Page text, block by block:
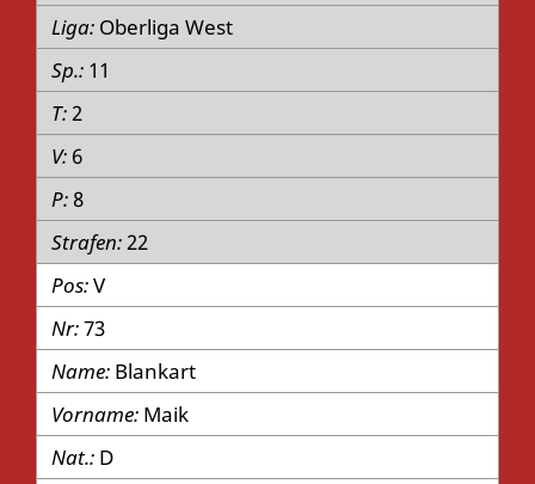
Oberliga West
11
2
6
8
22
V
73
Blankart
Maik
D